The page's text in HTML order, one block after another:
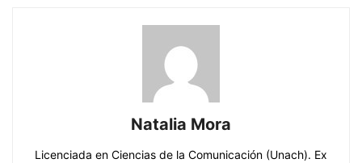
Natalia Mora
Licenciada en Ciencias de la Comunicación (Unach). Ex